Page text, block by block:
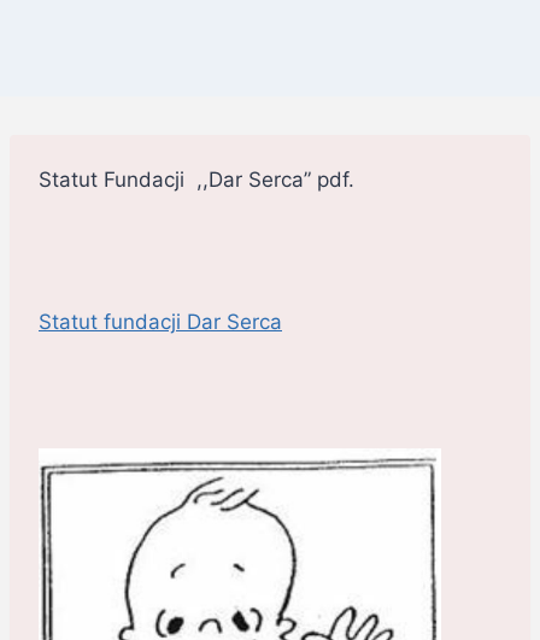
Statut Fundacji ,,Dar Serca” pdf.
Statut fundacji Dar Serca